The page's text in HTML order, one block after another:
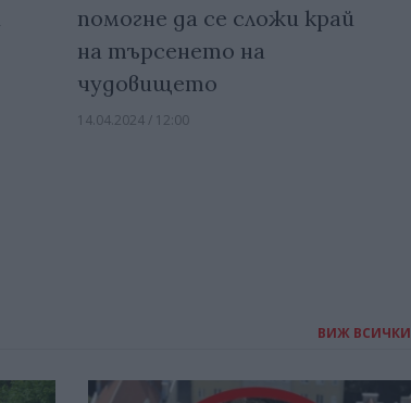
помогне да се сложи край
на търсенето на
чудовището
14.04.2024 / 12:00
ВИЖ ВСИЧКИ